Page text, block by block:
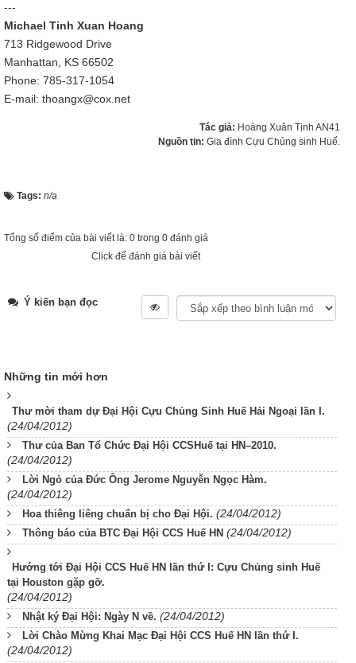
---
Michael Tinh Xuan Hoang
713 Ridgewood Drive
Manhattan, KS 66502
Phone: 785-317-1054
E-mail: thoangx@cox.net
Tác giả: Hoàng Xuân Tịnh AN41
Nguồn tin: Gia đình Cựu Chủng sinh Huế.
Tags: n/a
Tổng số điểm của bài viết là: 0 trong 0 đánh giá
Click để đánh giá bài viết
Ý kiến bạn đọc
Những tin mới hơn
Thư mời tham dự Đại Hội Cựu Chủng Sinh Huế Hải Ngoại lần I.
(24/04/2012)
Thư của Ban Tổ Chức Đại Hội CCSHuế tại HN–2010.
(24/04/2012)
Lời Ngỏ của Đức Ông Jerome Nguyễn Ngọc Hàm.
(24/04/2012)
Hoa thiêng liêng chuẩn bị cho Đại Hội. (24/04/2012)
Thông báo của BTC Đại Hội CCS Huế HN (24/04/2012)
Hướng tới Đại Hội CCS Huế HN lần thứ I: Cựu Chủng sinh Huế
tại Houston gặp gỡ.
(24/04/2012)
Nhật ký Đại Hội: Ngày N về. (24/04/2012)
Lời Chào Mừng Khai Mạc Đại Hội CCS Huế HN lần thứ I.
(24/04/2012)